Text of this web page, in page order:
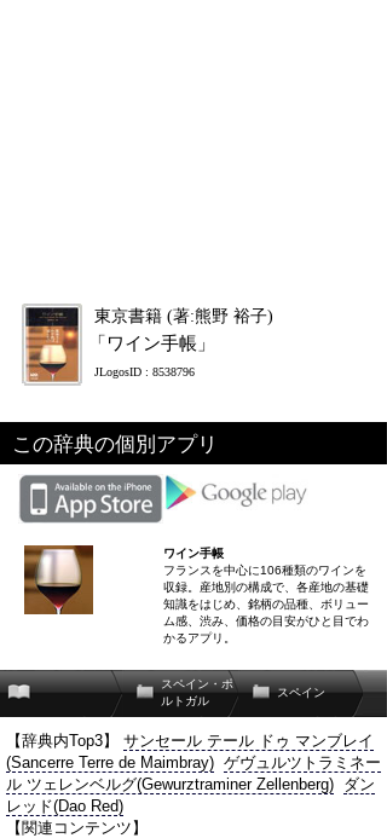
東京書籍 (著:熊野 裕子)
「ワイン手帳」
JLogosID : 8538796
この辞典の個別アプリ
ワイン手帳
フランスを中心に106種類のワインを
収録。産地別の構成で、各産地の基礎
知識をはじめ、銘柄の品種、ボリュー
ム感、渋み、価格の目安がひと目でわ
かるアプリ。
スペイン・ポ
ルトガル
スペイン
【辞典内Top3】 サンセール テール ドゥ マンブレイ
(Sancerre Terre de Maimbray) ゲヴュルツトラミネー
ル ツェレンベルグ(Gewurztraminer Zellenberg) ダン
レッド(Dao Red)
【関連コンテンツ】